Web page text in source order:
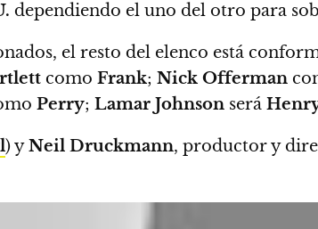
dependiendo el uno del otro para
el resto del elenco está
como Frank; Nick Offerman
Perry; Lamar Johnson será
) yNeil Druckmann, productor y